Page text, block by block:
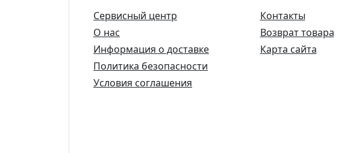
Сервисный центр
О нас
Информация о доставке
Политика безопасности
Условия соглашения
Контакты
Возврат товара
Карта сайта